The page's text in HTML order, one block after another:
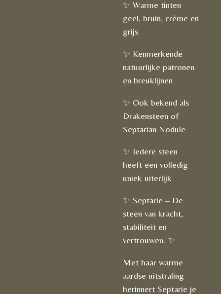
✨ Warme tinten
geel, bruin, crème en
grijs
✨ Kenmerkende
natuurlijke patronen
en breuklijnen
✨ Ook bekend als
Drakensteen of
Septarian Nodule
✨ Iedere steen
heeft een volledig
uniek uiterlijk
✨ Septarie – De
steen van kracht,
stabiliteit en
vertrouwen. ✨
Met haar warme
aardse uitstraling
herinnert Septarie je